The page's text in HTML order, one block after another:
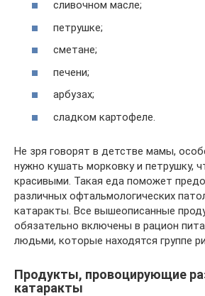
сливочном масле;
петрушке;
сметане;
печени;
арбузах;
сладком картофеле.
Не зря говорят в детстве мамы,
нужно кушать морковку и петрушку,
красивыми. Такая еда поможет
различных офтальмологических
катаракты. Все вышеописанные
обязательно включены в рацион
людьми, которые находятся группе
Продукты, провоцирующие
катаракты